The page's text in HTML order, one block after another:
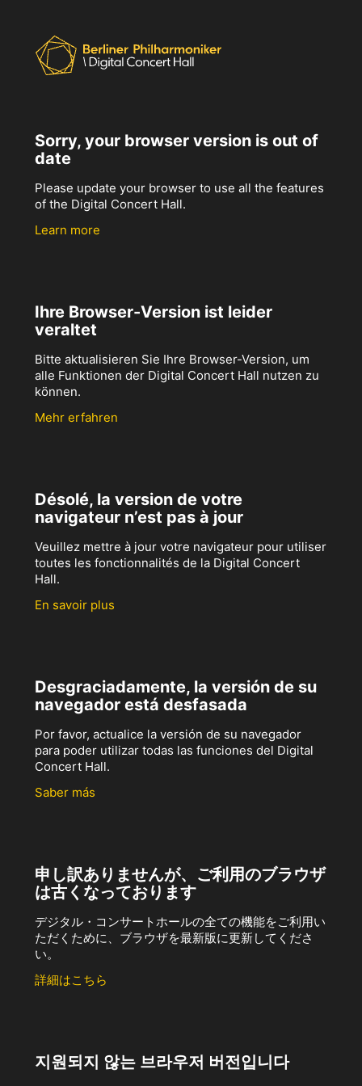
Sorry, your browser version is out of
date
Please update your browser to use all the features
of the Digital Concert Hall.
Learn more
Ihre Browser-Version ist leider
veraltet
Bitte aktualisieren Sie Ihre Browser-Version, um
alle Funktionen der Digital Concert Hall nutzen zu
können.
Mehr erfahren
Désolé, la version de votre
navigateur n’est pas à jour
Veuillez mettre à jour votre navigateur pour utiliser
toutes les fonctionnalités de la Digital Concert
Hall.
En savoir plus
Desgraciadamente, la versión de su
navegador está desfasada
Por favor, actualice la versión de su navegador
para poder utilizar todas las funciones del Digital
Concert Hall.
Saber más
申し訳ありませんが、ご利用のブラウザ
は古くなっております
デジタル・コンサートホールの全ての機能をご利用い
ただくために、ブラウザを最新版に更新してくださ
い。
詳細はこちら
지원되지 않는 브라우저 버전입니다